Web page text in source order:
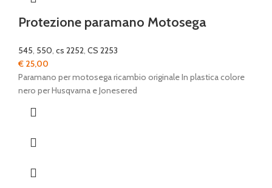
Protezione paramano Motosega
545, 550, cs 2252, CS 2253
€ 25,00
Paramano per motosega ricambio originale In plastica colore
nero per Husqvarna e Jonesered